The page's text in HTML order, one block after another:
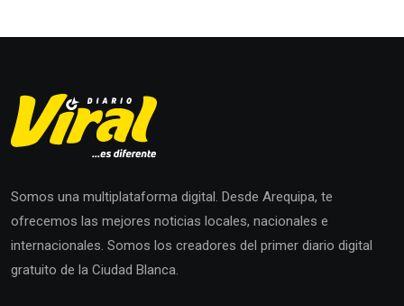
Somos una multiplataforma digital. Desde Arequipa, te
ofrecemos las mejores noticias locales, nacionales e
internacionales. Somos los creadores del primer diario digital
gratuito de la Ciudad Blanca.